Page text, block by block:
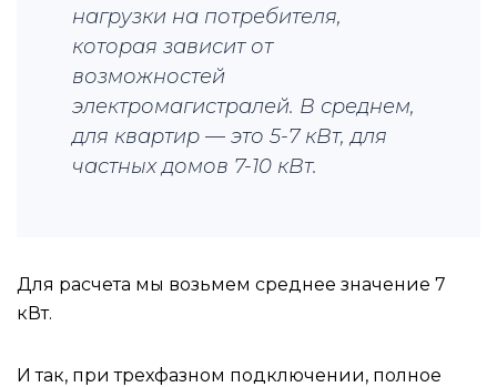
нагрузки на потребителя,
которая зависит от
возможностей
электромагистралей. В среднем,
для квартир — это 5-7 кВт, для
частных домов 7-10 кВт.
Для расчета мы возьмем среднее значение 7
кВт.
И так, при трехфазном подключении, полное